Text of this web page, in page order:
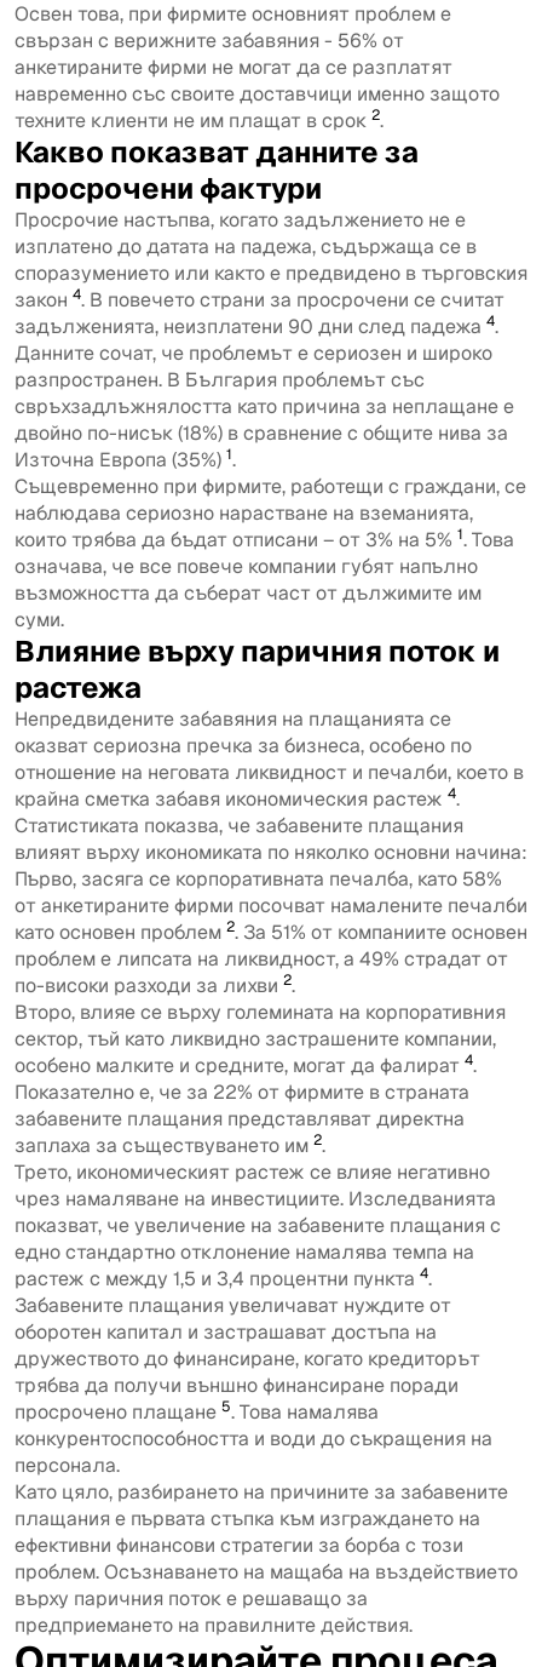
Освен това, при фирмите основният проблем е
свързан с верижните забавяния - 56% от
анкетираните фирми не могат да се разплатят
навременно със своите доставчици именно защото
техните клиенти не им плащат в срок 2.
Какво показват данните за
просрочени фактури
Просрочие настъпва, когато задължението не е
изплатено до датата на падежа, съдържаща се в
споразумението или както е предвидено в търговския
закон 4. В повечето страни за просрочени се считат
задълженията, неизплатени 90 дни след падежа 4.
Данните сочат, че проблемът е сериозен и широко
разпространен. В България проблемът със
свръхзадлъжнялостта като причина за неплащане е
двойно по-нисък (18%) в сравнение с общите нива за
Източна Европа (35%) 1.
Същевременно при фирмите, работещи с граждани, се
наблюдава сериозно нарастване на вземанията,
които трябва да бъдат отписани – от 3% на 5% 1. Това
означава, че все повече компании губят напълно
възможността да съберат част от дължимите им
суми.
Влияние върху паричния поток и
растежа
Непредвидените забавяния на плащанията се
оказват сериозна пречка за бизнеса, особено по
отношение на неговата ликвидност и печалби, което в
крайна сметка забавя икономическия растеж 4.
Статистиката показва, че забавените плащания
влияят върху икономиката по няколко основни начина:
Първо, засяга се корпоративната печалба, като 58%
от анкетираните фирми посочват намалените печалби
като основен проблем 2. За 51% от компаниите основен
проблем е липсата на ликвидност, а 49% страдат от
по-високи разходи за лихви 2.
Второ, влияе се върху големината на корпоративния
сектор, тъй като ликвидно застрашените компании,
особено малките и средните, могат да фалират 4.
Показателно е, че за 22% от фирмите в страната
забавените плащания представляват директна
заплаха за съществуването им 2.
Трето, икономическият растеж се влияе негативно
чрез намаляване на инвестициите. Изследванията
показват, че увеличение на забавените плащания с
едно стандартно отклонение намалява темпа на
растеж с между 1,5 и 3,4 процентни пункта 4.
Забавените плащания увеличават нуждите от
оборотен капитал и застрашават достъпа на
дружеството до финансиране, когато кредиторът
трябва да получи външно финансиране поради
просрочено плащане 5. Това намалява
конкурентоспособността и води до съкращения на
персонала.
Като цяло, разбирането на причините за забавените
плащания е първата стъпка към изграждането на
ефективни финансови стратегии за борба с този
проблем. Осъзнаването на мащаба на въздействието
върху паричния поток е решаващо за
предприемането на правилните действия.